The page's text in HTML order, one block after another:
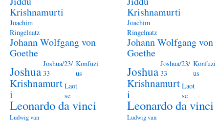
Krishnamurti
Joachim
Ringelnatz
Johann Wolfgang von
Goethe
Joshua
Joshua/23/
33
Konfuzi
us
Krishnamurt
i
Laot
se
Leonardo da vinci
Ludwig van
Krishnamurti
Joachim
Ringelnatz
Johann Wolfgang von
Goethe
Joshua
Joshua/23/
33
Konfuzi
us
Krishnamurt
i
Laot
se
Leonardo da vinci
Ludwig van